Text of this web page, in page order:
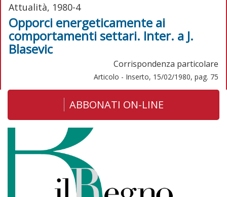
Attualità, 1980-4
Opporci energeticamente ai
comportamenti settari. Inter. a J.
Blasevic
Corrispondenza particolare
Articolo - Inserto, 15/02/1980, pag. 75
ABBONATI ON-LINE